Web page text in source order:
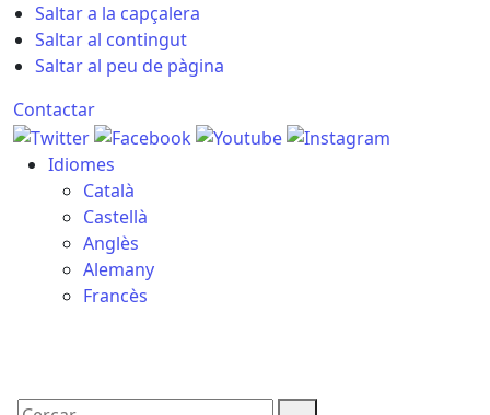
Saltar a la capçalera
Saltar al contingut
Saltar al peu de pàgina
Contactar
Idiomes
Català
Castellà
Anglès
Alemany
Francès